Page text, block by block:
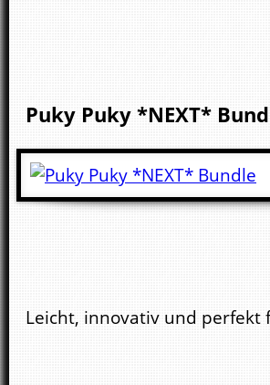
Puky Puky *NEXT*
Leicht, innovativ und perfekt